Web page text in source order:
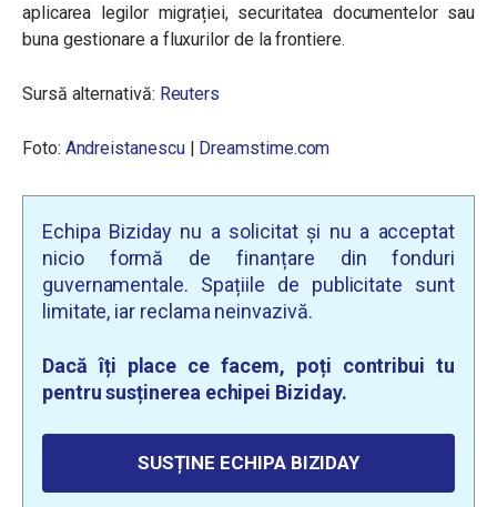
aplicarea legilor migrației, securitatea documentelor sau
buna gestionare a fluxurilor de la frontiere.
Sursă alternativă: Reuters
Foto: Andreistanescu| Dreamstime.com
Echipa Biziday nu a solicitat și nu a acceptat
nicio formă de finanțare din fonduri
guvernamentale. Spațiile de publicitate sunt
limitate, iar reclama neinvazivă.
Dacă îți place ce facem, poți contribui tu
pentru susținerea echipei Biziday.
SUSȚINE ECHIPA BIZIDAY